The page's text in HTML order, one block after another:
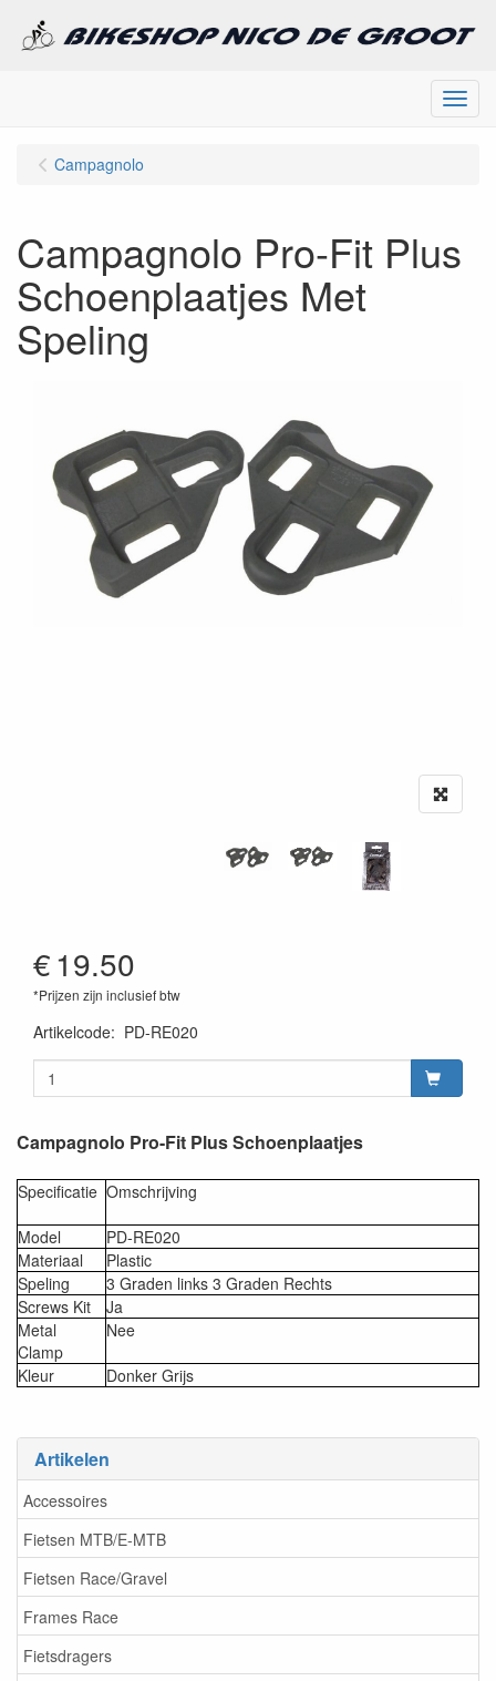
Menu
Artikelen
Accessoires
Fietsen MTB/E-MTB
Fietsen Race/Gravel
Frames Race
Fietsdragers
Campagnolo
Campagnolo Pro-Fit Plus
Schoenplaatjes Met
Speling
€19.50
*Prijzen zijn inclusief btw
Artikelcode: PD-RE020
Campagnolo Pro-Fit Plus Schoenplaatjes
Specificatie Omschrijving
Model
PD-RE020
Materiaal
Plastic
Speling
3 Graden links 3 Graden Rechts
Screws Kit
Ja
Metal
Clamp
Nee
Kleur Donker Grijs